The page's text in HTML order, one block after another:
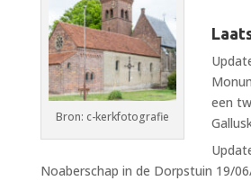
Bron: c-kerkfotografie
een
Noaberschap in de Dorpstuin 19/